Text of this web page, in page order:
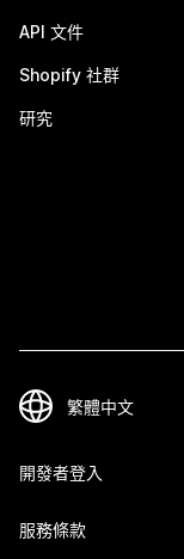
API 文件
Shopify 社群
研究
開發者登入
服務條款